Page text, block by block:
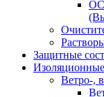
Защитные
Ветро-,